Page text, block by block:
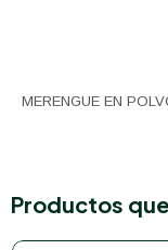
MERENGUE EN
Productos